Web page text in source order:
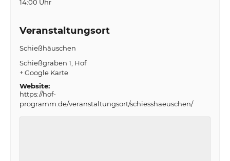
14:00 Uhr
Veranstaltungsort
Schießhäuschen
Schießgraben 1 Hof
+ Google Karte
Website:
https://hof-
programm.de/veranstaltungsort/schiesshaeuschen/